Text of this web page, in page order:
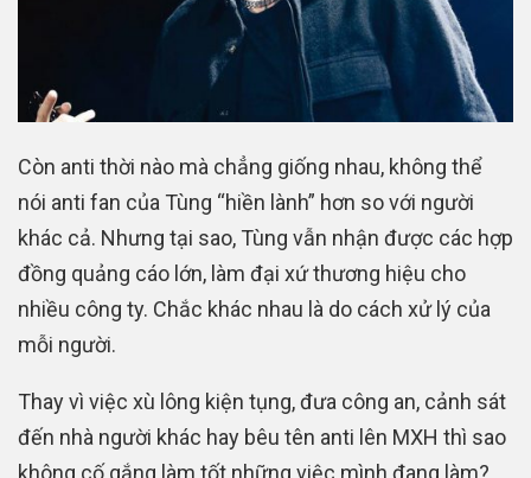
Còn anti thời nào mà chẳng giống nhau, không thể
nói anti fan của Tùng “hiền lành” hơn so với người
khác cả. Nhưng tại sao, Tùng vẫn nhận được các hợp
đồng quảng cáo lớn, làm đại xứ thương hiệu cho
nhiều công ty. Chắc khác nhau là do cách xử lý của
mỗi người.
Thay vì việc xù lông kiện tụng, đưa công an, cảnh sát
đến nhà người khác hay bêu tên anti lên MXH thì sao
không cố gắng làm tốt những việc mình đang làm?